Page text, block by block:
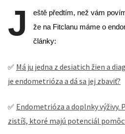
J
eště předtím, než vám
že na Fitclanu máme o
články:
✅ Má ju jedna z desiatich žien a
je endometrióza a dá sa jej zbaviť?
✅ Endometrióza a doplnky výživy.
zistíš, ktoré majú potenciál